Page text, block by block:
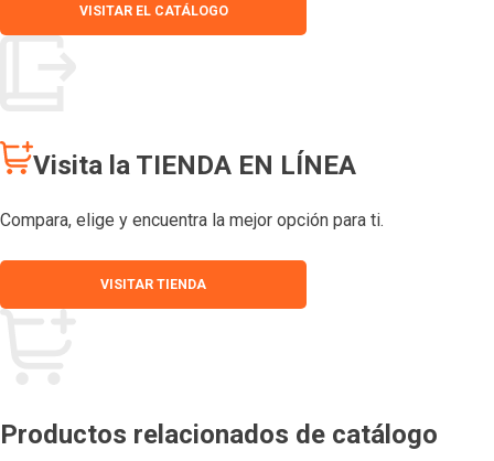
VISITAR EL CATÁLOGO
Visita la TIENDA EN LÍNEA
Compara, elige y encuentra la mejor opción para ti.
VISITAR TIENDA
Productos relacionados de catálogo